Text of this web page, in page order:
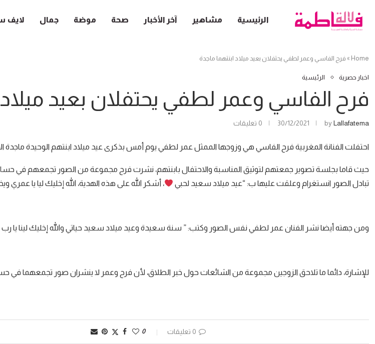
الرئيسية مشاهير آخر الأخبار صحة موضة جمال لايف
Home
» فرح الفاسي وعمر لطفي يحتفلان بعيد ميلاد ابنتهما ماجدة
اخبار حصرية الرئيسية
فرح الفاسي وعمر لطفي يحتفلان بعيد ميلاد
byLallafatema
30/12/2021 0 تعليقات
احتفلت الفنانة المغربية فرح الفاسي هي وزوجها الممثل عمر لطفي يوم أمس بذكرى عيد ميلاد ابنتهم الوحيدة ماجدة
حيث قاما بجلسة تصوير جمعتهم لتوثيق المناسبة والاحتفال بابنتهم، نشرت فرح مجموعة من الصور تجمعهم في
تبادل الصور انستغرام وعلقت عليها ب: “عيد ميلاد سعيد لحبي
، أشكر الله على هذه الهدية، الله إخليك ليا يا عمري
ومن جهته أيضا نشر الفنان عمر لطفي نفس الصور وكتب: ” سنة سعيدة وعيد ميلاد سعيد حياتي والله إخليك لينا يا رب
للإشارة، دائما ما تلاحق الزوجين مجموعة من الشائعات حول خبر الطلاق، لأن فرح وعمر لا ينشران صور تجمعهما في
0 تعليقات 0